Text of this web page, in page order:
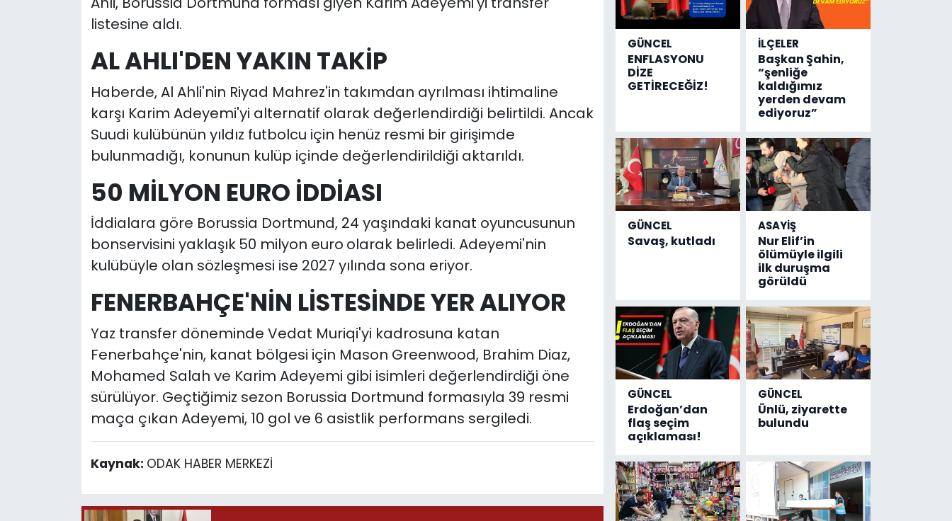
listesine aldı.
AL AHLI'DEN YAKIN TAKİP
Haberde, Al Ahli'nin Riyad Mahrez'in takımdan ayrılması ihtimaline
karşı Karim Adeyemi'yi alternatif olarak değerlendirdiği belirtildi. Ancak
Suudi kulübünün yıldız futbolcu için henüz resmi bir girişimde
bulunmadığı, konunun kulüp içinde değerlendirildiği aktarıldı.
50 MİLYON EURO İDDİASI
İddialara göre Borussia Dortmund, 24 yaşındaki kanat oyuncusunun
bonservisini yaklaşık50 milyon euro olarak belirledi. Adeyemi'nin
kulübüyle olan sözleşmesi ise 2027 yılında sona eriyor.
FENERBAHÇE'NİN LİSTESİNDE YER ALIYOR
Yaz transfer döneminde Vedat Muriqi'yi kadrosuna katan
Fenerbahçe'nin, kanat bölgesi için Mason Greenwood, Brahim Diaz,
Mohamed Salah ve Karim Adeyemi gibi isimleri değerlendirdiği öne
sürülüyor. Geçtiğimiz sezon Borussia Dortmund formasıyla 39 resmi
maça çıkan Adeyemi, 10 gol ve 6 asistlik performans sergiledi.
Kaynak: ODAK HABER MERKEZİ
GÜNCEL
ENFLASYONU
DİZE
GETİRECEĞİZ!
İLÇELER
Başkan Şahin,
“şenliğe
kaldığımız
yerden devam
ediyoruz”
GÜNCEL
Savaş, kutladı
ASAYİŞ
Nur Elif’in
ölümüyle ilgili
ilk duruşma
görüldü
GÜNCEL
Erdoğan’dan
flaş seçim
açıklaması!
GÜNCEL
Ünlü, ziyarette
bulundu